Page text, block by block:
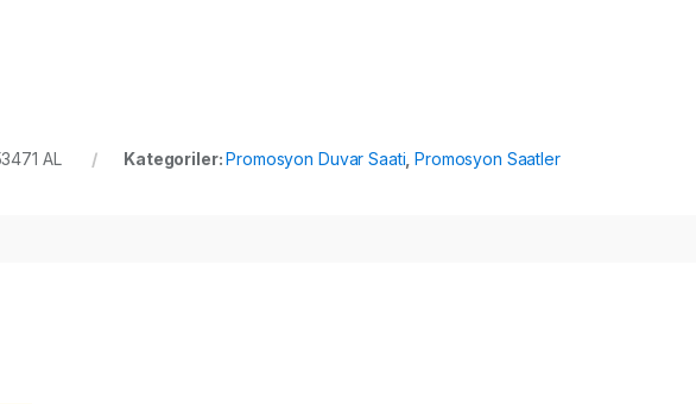
AL Kategoriler:Promosyon Duvar Saati ,Promosyon Saatler